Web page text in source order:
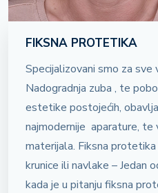
FIKSNA PROTETIKA
Specijalizovani smo za
Nadogradnja zuba , te
estetike postojećih,
najmodernije aparature,
materijala. Fiksna
krunice ili navlake – Jedan
kada je u pitanju fiksna